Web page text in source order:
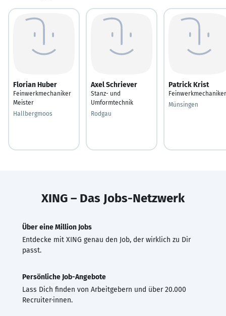
Florian Huber
Feinwerkmechaniker
Meister
Hallbergmoos
Axel Schriever
Stanz- und
Umformtechnik
Rodgau
Patrick Krist
Feinwerkmechaniker
Münsingen
XING – Das Jobs-Netzwerk
Über eine Million Jobs
Entdecke mit XING genau den Job, der wirklich zu Dir
passt.
Persönliche Job-Angebote
Lass Dich finden von Arbeitgebern und über 20.000
Recruiter·innen.